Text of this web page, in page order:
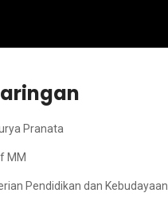
Pranata
MM
Pendidikan dan Kebudayaan